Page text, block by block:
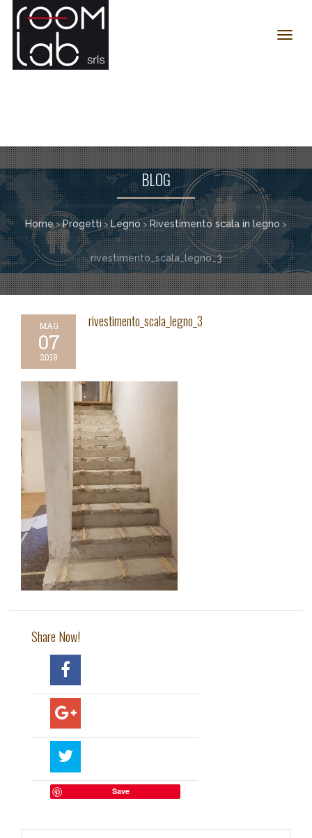
BLOG
Home>Progetti> Legno>Rivestimento scala in legno>
rivestimento_scala_legno_3
MAG
07
2018
rivestimento_scala_legno_3
Share Now!
Save